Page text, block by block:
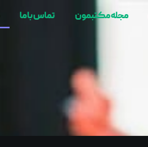
مجله مکتبمون تماس با ما